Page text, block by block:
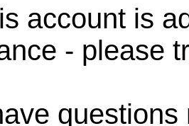
account is
- please